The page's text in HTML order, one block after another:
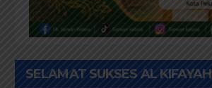
SELAMAT SUKSES AL KIFAYAH